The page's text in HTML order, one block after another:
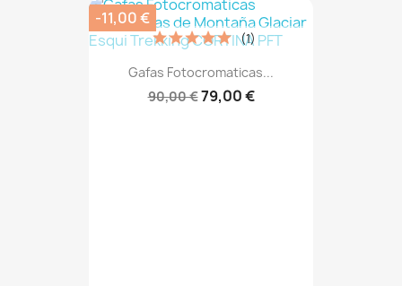
Gafas Fotocromaticas...
90,00 €79,00 €
(1)
-11,00 €